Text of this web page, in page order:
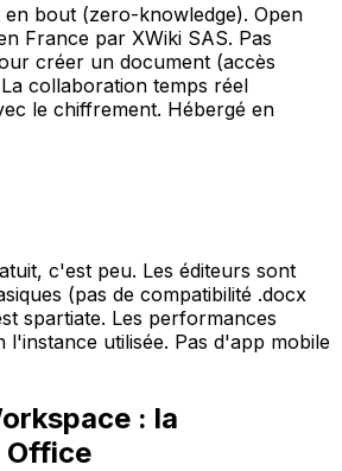
bout (zero-knowledge). Open
France par XWiki SAS. Pas
créer un document (accès
collaboration temps réel
le chiffrement. Hébergé en
c'est peu. Les éditeurs sont
(pas de compatibilité .docx
spartiate. Les performances
l'instance utilisée. Pas d'app mobile
: la